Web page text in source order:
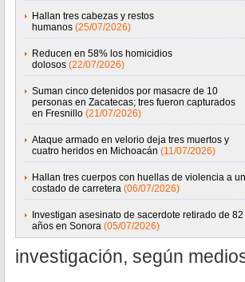
Hallan tres cabezas y restos
humanos (25/07/2026)
Reducen en 58% los homicidios
dolosos (22/07/2026)
Suman cinco detenidos por masacre de 10
personas en Zacatecas; tres fueron capturados
en Fresnillo (21/07/2026)
Ataque armado en velorio deja tres muertos y
cuatro heridos en Michoacán (11/07/2026)
Hallan tres cuerpos con huellas de violencia a un
costado de carretera (06/07/2026)
Investigan asesinato de sacerdote retirado de 82
años en Sonora (05/07/2026)
investigación, según